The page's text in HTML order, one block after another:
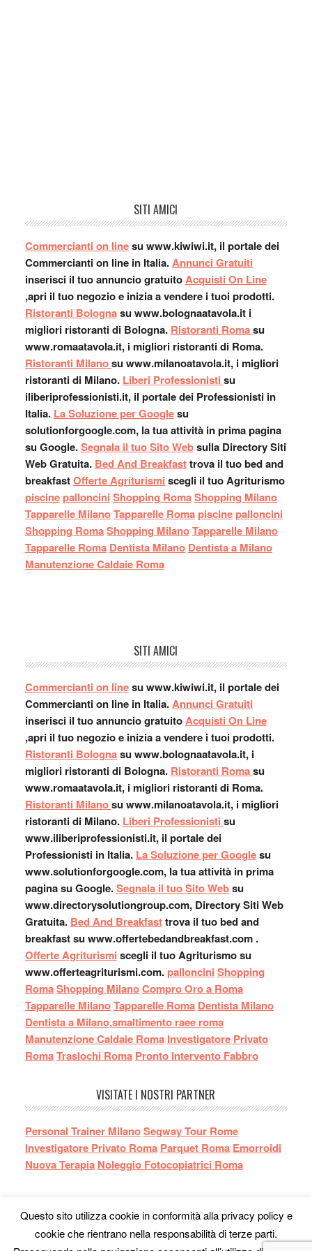
SITI AMICI
Commercianti on linesu www.kiwiwi.it, il portale dei
Commercianti on line in Italia.Annunci Gratuiti
inserisci il tuo annuncio gratuitoAcquisti On Line
,apri il tuo negozio e inizia a vendere i tuoi prodotti.
Ristoranti Bolognasu www.bolognaatavola.it i
migliori ristoranti di Bologna. Ristoranti Romasu
www.romaatavola.it, i migliori ristoranti di Roma.
Ristoranti Milanosu www.milanoatavola.it, i migliori
ristoranti di Milano. Liberi Professionisti su
iliberiprofessionisti.it, il portale dei Professionisti in
Italia. La Soluzione per Googlesu
solutionforgoogle.com, la tua attività in prima pagina
su Google.Segnala il tuo Sito Websulla Directory Siti
Web Gratuita. Bed And Breakfasttrova il tuo bed and
breakfastOfferte Agriturismi scegli il tuo Agriturismo
piscine palloncini Shopping RomaShopping Milano
Tapparelle MilanoTapparelle Roma piscine palloncini
Shopping RomaShopping MilanoTapparelle Milano
Tapparelle Roma Dentista Milano Dentista a Milano
Manutenzione Caldaie Roma
SITI AMICI
Commercianti on linesu www.kiwiwi.it, il portale dei
Commercianti on line in Italia.Annunci Gratuiti
inserisci il tuo annuncio gratuitoAcquisti On Line
,apri il tuo negozio e inizia a vendere i tuoi prodotti.
Ristoranti Bolognasu www.bolognaatavola.it, i
migliori ristoranti di Bologna. Ristoranti Romasu
www.romaatavola.it, i migliori ristoranti di Roma.
Ristoranti Milanosu www.milanoatavola.it, i migliori
ristoranti di Milano. Liberi Professionisti su
www.iliberiprofessionisti.it, il portale dei
Professionisti in Italia. La Soluzione per Googlesu
www.solutionforgoogle.com, la tua attività in prima
pagina su Google.Segnala il tuo Sito Websu
www.directorysolutiongroup.com, Directory Siti Web
Gratuita. Bed And Breakfasttrova il tuo bed and
breakfast su www.offertebedandbreakfast.com .
Offerte Agriturismi scegli il tuo Agriturismo su
www.offerteagriturismi.com. palloncini Shopping
RomaShopping MilanoCompro Oro a Roma
Tapparelle MilanoTapparelle Roma Dentista Milano
Dentista a Milano,smaltimento raee roma
Manutenzione Caldaie Roma Investigatore Privato
RomaTraslochi Roma Pronto Intervento Fabbro
VISITATE I NOSTRI PARTNER
Personal Trainer MilanoSegway Tour Rome
Investigatore Privato Roma Parquet Roma Emorroidi
Nuova Terapia Noleggio Fotocopiatrici Roma
Richiesta Cancellazione Dati
Questo sito utilizza cookie in conformità alla privacy policy e
cookie che rientrano nella responsabilità di terze parti.